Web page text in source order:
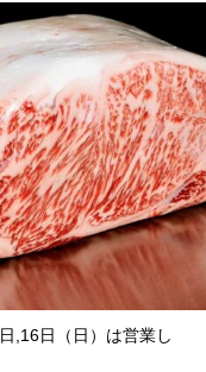
,16日（日）は営業し